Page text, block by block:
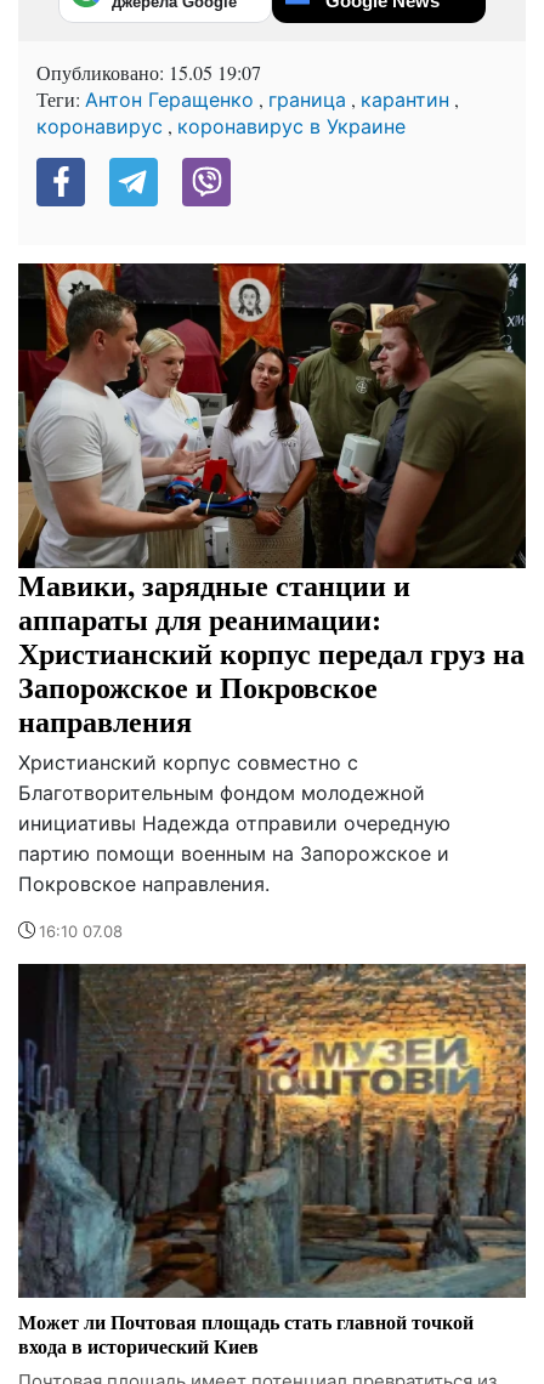
Опубликовано: 15.05 19:07
Теги: Антон Геращенко , граница , карантин ,
коронавирус , коронавирус в Украине
Мавики, зарядные станции и
аппараты для реанимации:
Христианский корпус передал груз на
Запорожское и Покровское
направления
Христианский корпус совместно с
Благотворительным фондом молодежной
инициативы Надежда отправили очередную
партию помощи военным на Запорожское и
Покровское направления.
16:10 07.08
Может ли Почтовая площадь стать главной точкой
входа в исторический Киев